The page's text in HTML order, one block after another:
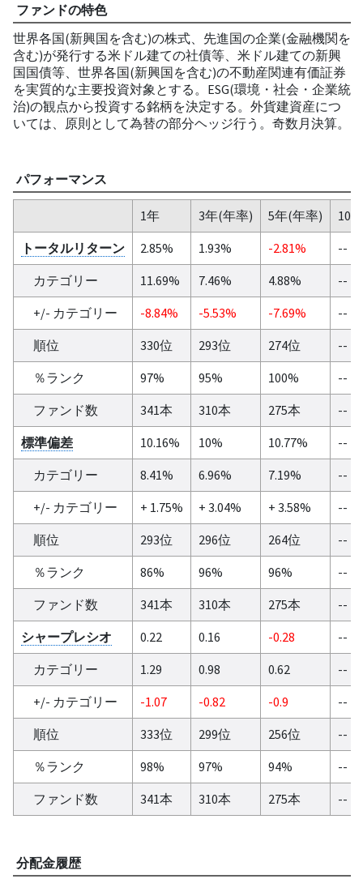
ファンドの特色
世界各国(新興国を含む)の株式、先進国の企業(金融機関を
含む)が発行する米ドル建ての社債等、米ドル建ての新興
国国債等、世界各国(新興国を含む)の不動産関連有価証券
を実質的な主要投資対象とする。ESG(環境・社会・企業統
治)の観点から投資する銘柄を決定する。外貨建資産につ
いては、原則として為替の部分ヘッジ行う。奇数月決算。
パフォーマンス
1年 3年(年率) 5年(年率)
10
トータルリターン
2.85% 1.93% -2.81%
--
カテゴリー
11.69% 7.46% 4.88%
--
+/- カテゴリー
-8.84% -5.53% -7.69%
--
順位
330位 293位 274位
--
％ランク
97% 95% 100%
--
ファンド数
341本 310本 275本
--
標準偏差
10.16% 10% 10.77%
--
カテゴリー
8.41% 6.96% 7.19%
--
+/- カテゴリー
+ 1.75% + 3.04% + 3.58%
--
順位
293位 296位 264位
--
％ランク
86% 96% 96%
--
ファンド数
341本 310本 275本
--
シャープレシオ
0.22 0.16 -0.28
--
カテゴリー
1.29 0.98 0.62
--
+/- カテゴリー
-1.07 -0.82 -0.9
--
順位
333位 299位 256位
--
％ランク
98% 97% 94%
--
ファンド数
341本 310本 275本 --
分配金履歴